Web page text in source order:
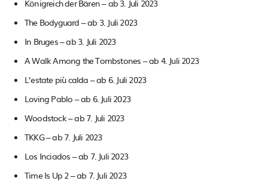
Königreich der Bären – ab 3. Juli 2023
The Bodyguard – ab 3. Juli 2023
In Bruges – ab 3. Juli 2023
A Walk Among the Tombstones – ab 4. Juli 2023
L’estate più calda – ab 6. Juli 2023
Loving Pablo – ab 6. Juli 2023
Woodstock – ab 7. Juli 2023
TKKG – ab 7. Juli 2023
Los Inciados – ab 7. Juli 2023
Time Is Up 2 – ab 7. Juli 2023